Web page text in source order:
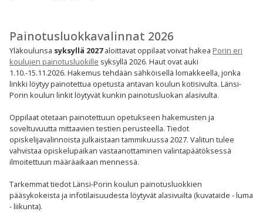
Painotusluokkavalinnat 2026
Yläkoulunsa syksyllä 2027aloittavat oppilaat voivat hakea Porin eri
koulujen painotusluokille syksyllä 2026. Haut ovat auki
1.10.-15.11.2026. Hakemus tehdään sähköisellä lomakkeella, jonka
linkki löytyy painotettua opetusta antavan koulun kotisivulta. Länsi-
Porin koulun linkit löytyvät kunkin painotusluokan alasivulta.
Oppilaat otetaan painotettuun opetukseen hakemusten ja
soveltuvuutta mittaavien testien perusteella. Tiedot
opiskelijavalinnoista julkaistaan tammikuussa 2027. Valitun tulee
vahvistaa opiskelupaikan vastaanottaminen valintapäätöksessä
ilmoitettuun määräaikaan mennessä.
Tarkemmat tiedot Länsi-Porin koulun painotusluokkien
pääsykokeista ja infotilaisuudesta löytyvät alasivuilta (kuvataide - luma
- liikunta).